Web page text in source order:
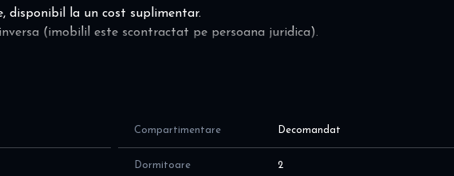
disponibil la un cost suplimentar.
(imobilil este scontractat pe persoana juridica).
mp plus terasa 42 mp - 416.000 eur, cu taxare inversa; se va adauga TVA
Compartimentare Decomandat
Dormitoare 2